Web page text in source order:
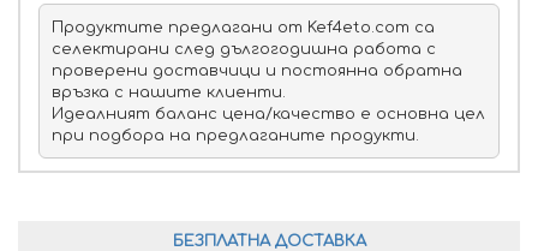
Продуктите предлагани от Kef4eto.com са
селектирани след дългогодишна работа с
проверени доставчици и постоянна обратна
връзка с нашите клиенти.
Идеалният баланс цена/качество е основна цел
при подбора на предлаганите продукти.
БЕЗПЛАТНА ДОСТАВКА